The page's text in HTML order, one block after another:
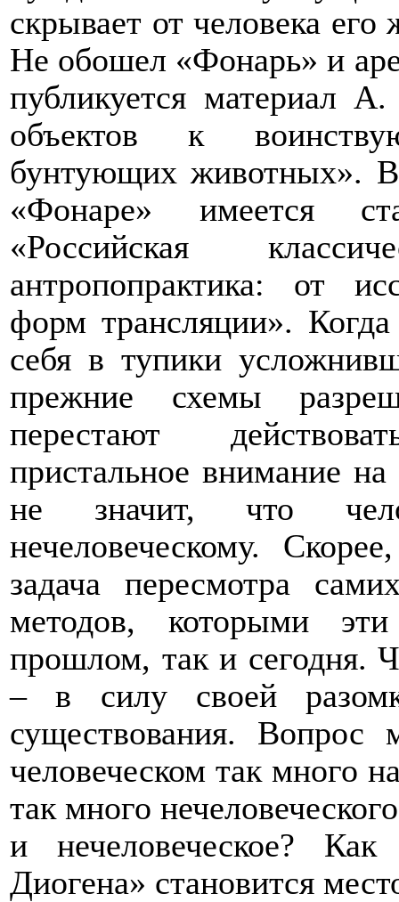
скрывает от человека его
Не обошел «Фонарь» и
публикуется материал
объектов к
бунтующих животных».
«Фонаре» имеется
«Российская
антропопрактика: от
форм трансляции».
себя в тупики
прежние схемы
перестают
пристальное внимание
не значит, что
нечеловеческому.
задача пересмотра
методов, которыми
прошлом, так и сегодня.
– в силу своей
существования.
человеческом так много
так много
и нечеловеческое?
Диогена» становится